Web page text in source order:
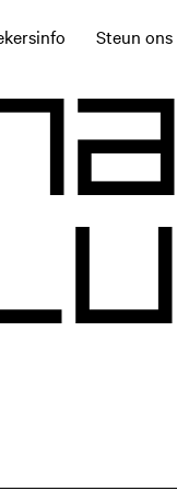
Steun ons
a
u